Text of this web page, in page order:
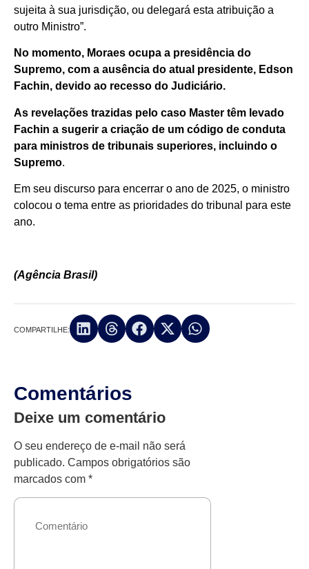
sujeita à sua jurisdição, ou delegará esta atribuição a
outro Ministro”.
No momento, Moraes ocupa a presidência do
Supremo, com a ausência do atual presidente, Edson
Fachin, devido ao recesso do Judiciário.
As revelações trazidas pelo caso Master têm levado
Fachin a sugerir a criação de um código de conduta
para ministros de tribunais superiores, incluindo o
Supremo.
Em seu discurso para encerrar o ano de 2025, o ministro
colocou o tema entre as prioridades do tribunal para este
ano.
(Agência Brasil)
COMPARTILHE:
Comentários
Deixe um comentário
O seu endereço de e-mail não será
publicado. Campos obrigatórios são
marcados com *